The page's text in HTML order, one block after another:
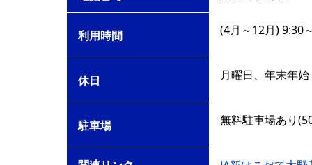
利用時間 (4月～12月) 9:30
休日 月曜日、年末年始
駐車場 無料駐車場あり